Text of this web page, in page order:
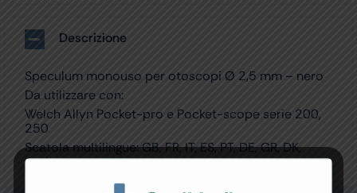
Descrizione
Speculum monouso per otoscopi Ø 2,5 mm – nero
Da utilizzare con:
Welch Allyn Pocket-pro e Pocket-scope serie 200,
250
Scatola multilingue: GB, FR, IT, ES, PT, DE, GR, DK,
Arabo.